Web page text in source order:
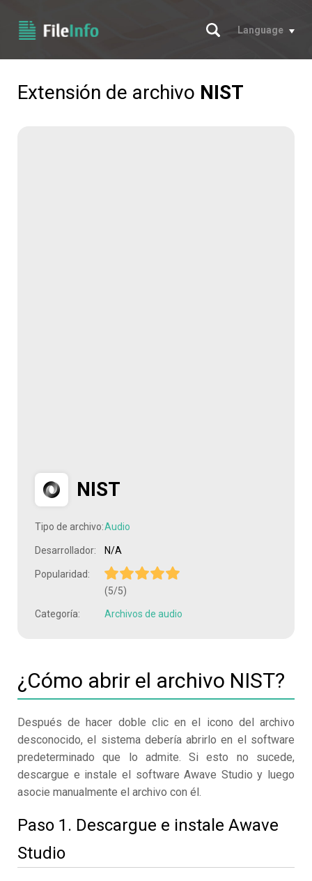
Buscar
Language
Extensión de archivo NIST
NIST
Tipo de archivo:Audio
Desarrollador: N/A
Popularidad:
(5/5)
Categoría: Archivos de audio
¿Cómo abrir el archivo NIST?
Después de hacer doble clic en el icono del archivo
desconocido, el sistema debería abrirlo en el software
predeterminado que lo admite. Si esto no sucede,
descargue e instale el software Awave Studio y luego
asocie manualmente el archivo con él.
Paso 1. Descargue e instale Awave
Studio